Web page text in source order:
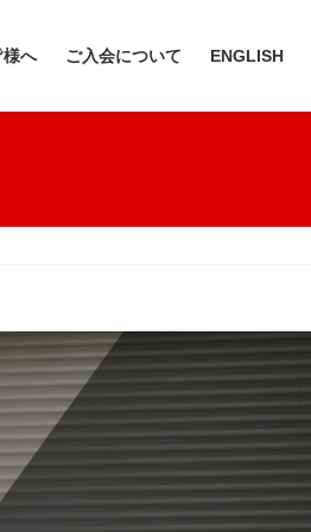
様へ ご入会について ENGLISH